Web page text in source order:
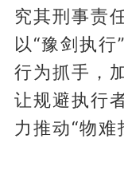
究其刑事责
以“豫剑执
行为抓手，
让规避执行
力推动“物难